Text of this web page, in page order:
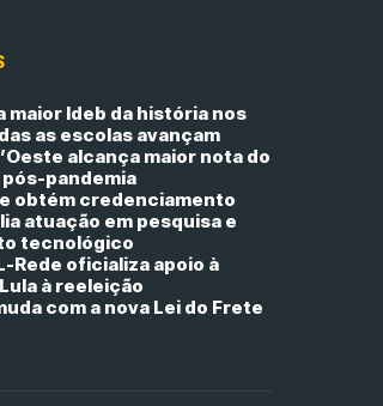
maior Ideb da história nos
as escolas avançam
alcança maior nota do
pós-pandemia
obtém credenciamento
atuação em pesquisa e
tecnológico
Rede oficializa apoio à
à reeleição
com a nova Lei do Frete